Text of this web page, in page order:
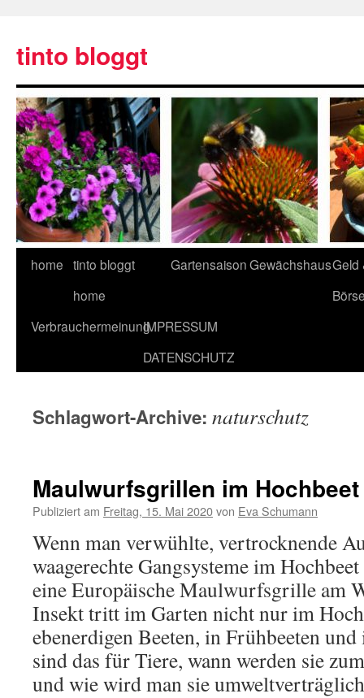
tinto bloggt
home tinto bloggt
home
GartensaisonGewächshausGeld
VerbrauchermeinungIMPRESSUM
DATENSCHUTZ
Schlagwort-Archive: naturschutz
Maulwurfsgrillen im Hochbeet
Publiziert am Freitag, 15. Mai 2020von Eva Schumann
Wenn man verwühlte, vertrocknende
waagerechte Gangsysteme im
eine Europäische Maulwurfsgrille am
Insekt tritt im Garten nicht nur im
ebenerdigen Beeten, in Frühbeeten
sind das für Tiere, wann werden sie
und wie wird man sie